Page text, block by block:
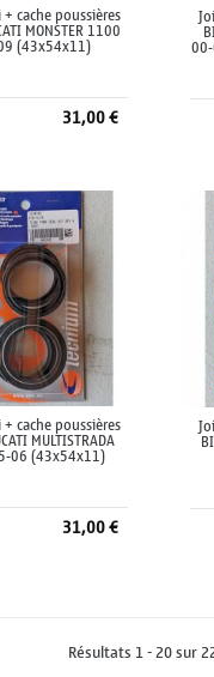
cache poussières
MONSTER 1100
(43x54x11)
31,00 €
cache poussières
MULTISTRADA
06 (43x54x11)
31,00 €
Résultats 1 - 20 sur